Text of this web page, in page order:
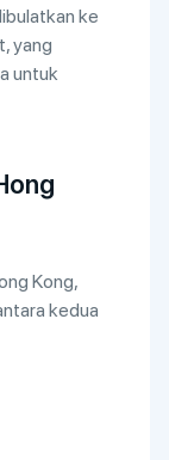
ke
yang
untuk
Kong,
kedua